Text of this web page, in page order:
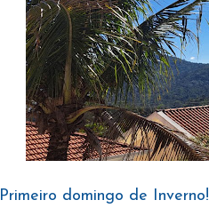
Primeiro domingo de Inverno!